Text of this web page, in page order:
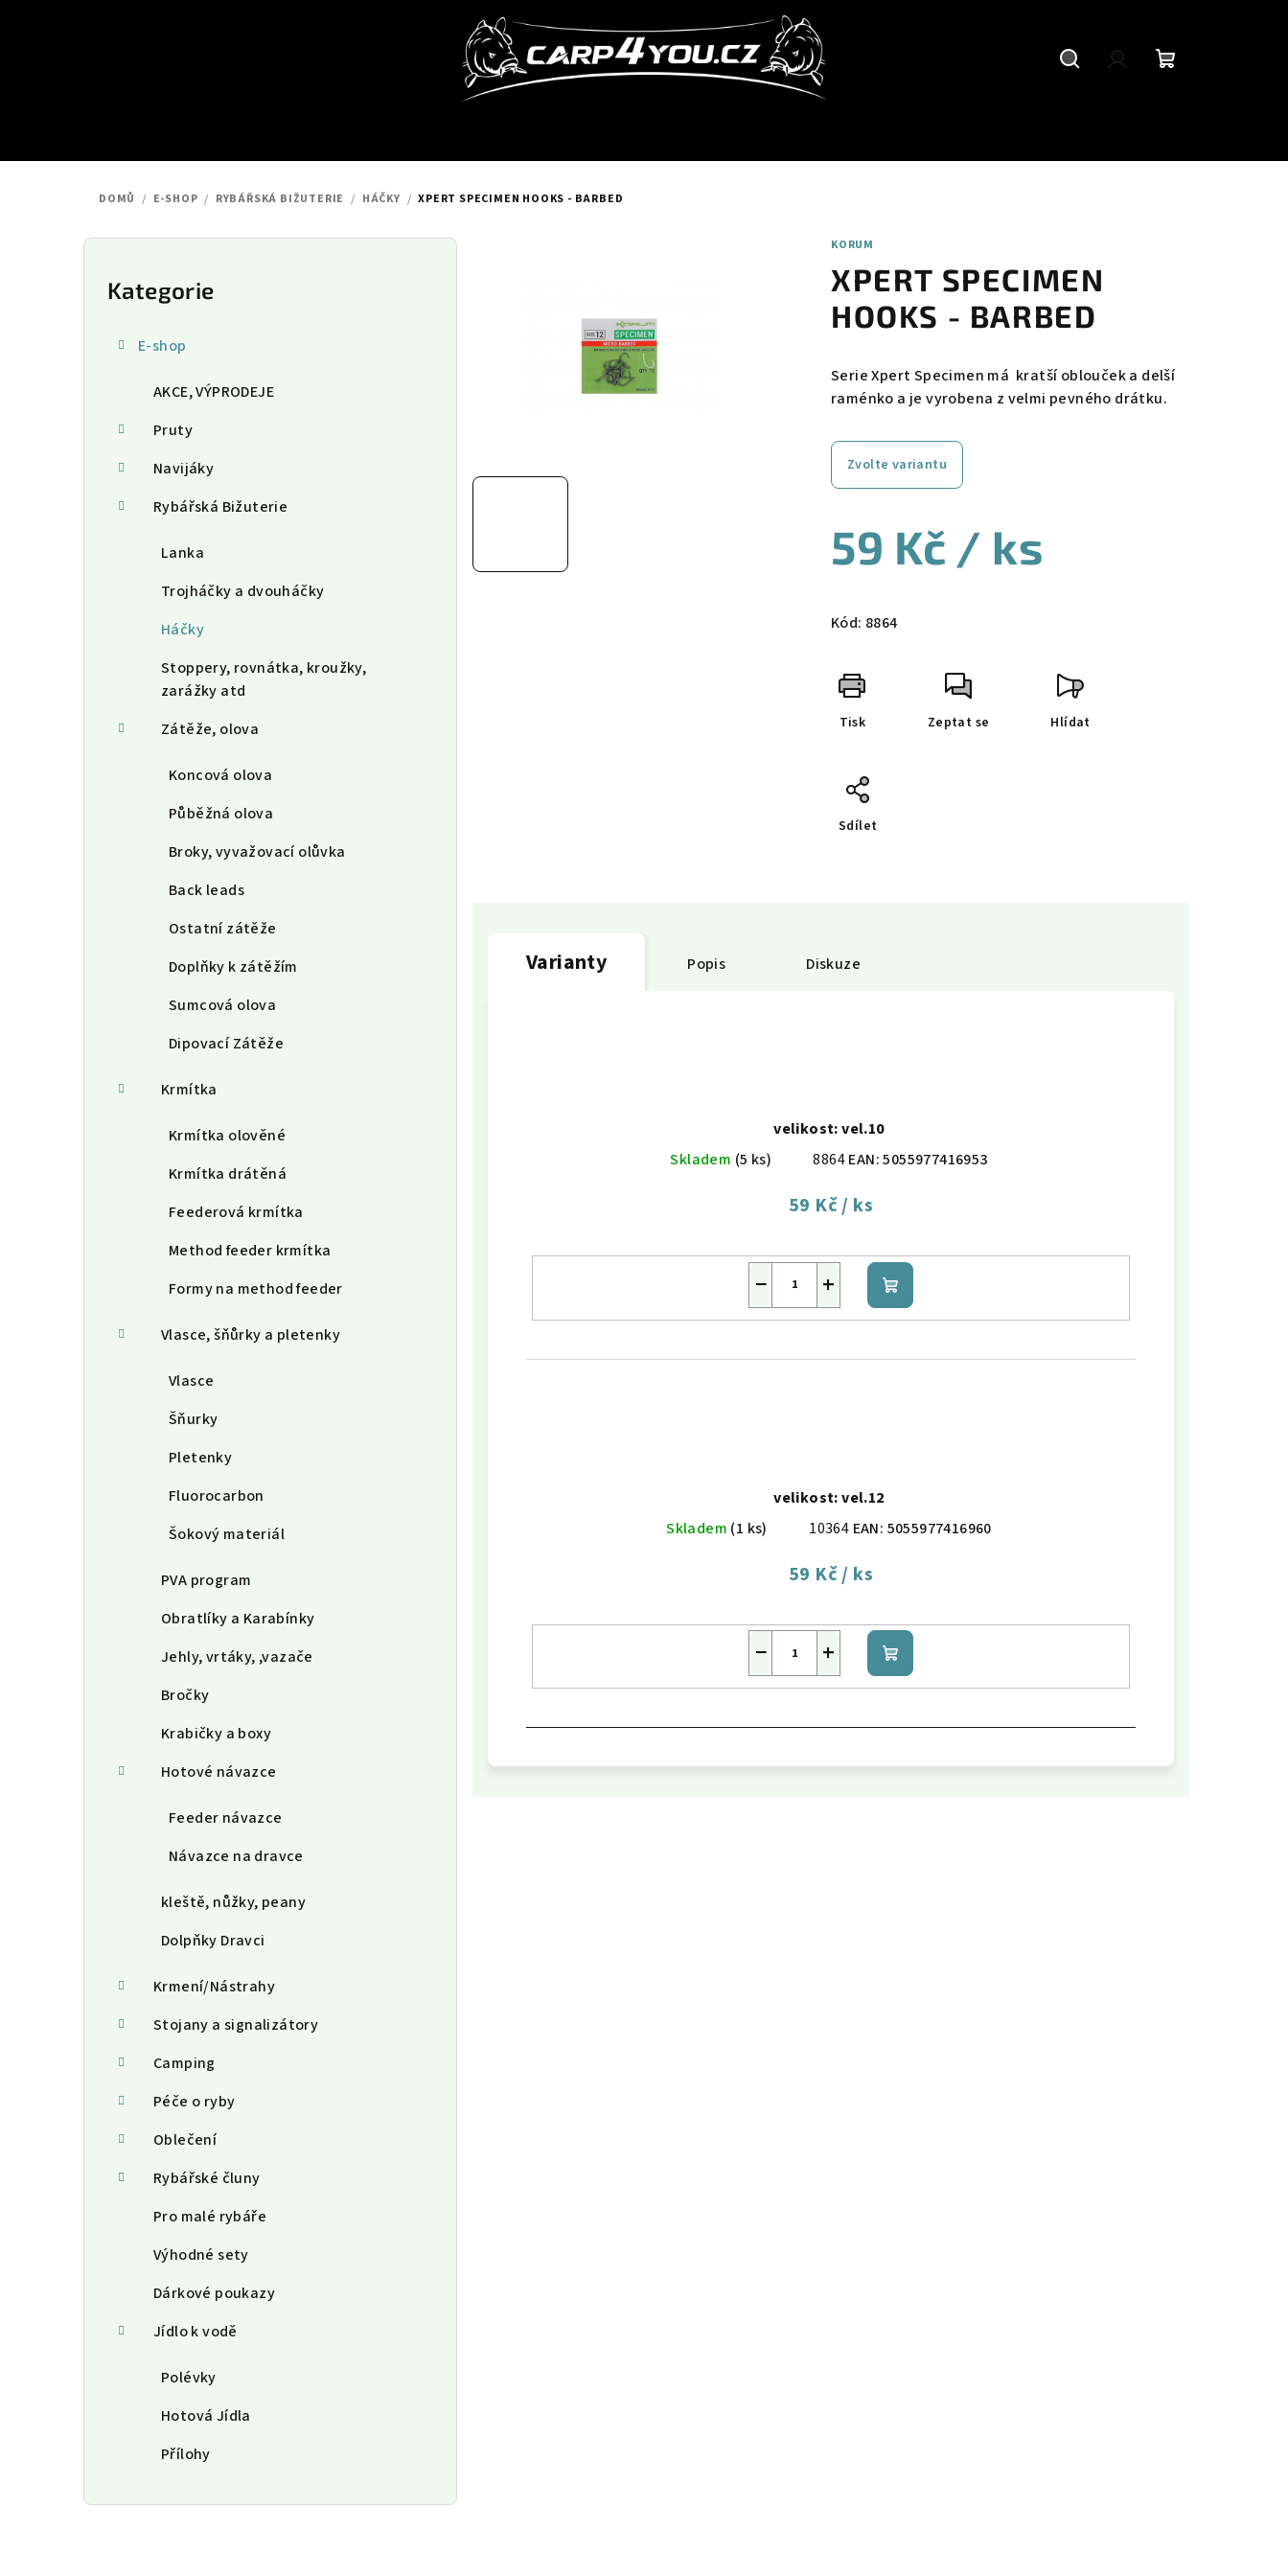
DOMŮ / E-SHOP / RYBÁŘSKÁ BIŽUTERIE / HÁČKY / XPERT SPECIMEN HOOKS - BARBED
P
Přeskočit
kategorie
Kategorie
E-shop
AKCE, VÝPRODEJE
Pruty
Navijáky
Rybářská Bižuterie
Lanka
Trojháčky a dvouháčky
Háčky
Stoppery, rovnátka, kroužky,
zarážky atd
Zátěže, olova
Koncová olova
Půběžná olova
Broky, vyvažovací olůvka
Back leads
Ostatní zátěže
Doplňky k zátěžím
Sumcová olova
Dipovací Zátěže
Krmítka
Krmítka olověné
Krmítka drátěná
Feederová krmítka
Method feeder krmítka
Formy na method feeder
Vlasce, šňůrky a pletenky
Vlasce
Šňurky
Pletenky
Fluorocarbon
Šokový materiál
PVA program
Obratlíky a Karabínky
Jehly, vrtáky, ,vazače
Bročky
Krabičky a boxy
Hotové návazce
Feeder návazce
Návazce na dravce
kleště, nůžky, peany
Dolpňky Dravci
Krmení/Nástrahy
Stojany a signalizátory
Camping
Péče o ryby
Oblečení
Rybářské čluny
Pro malé rybáře
Výhodné sety
Dárkové poukazy
Jídlo k vodě
Polévky
Hotová Jídla
Přílohy
KORUM
XPERT SPECIMEN
HOOKS - BARBED
Serie Xpert Specimen má kratší oblouček a delší
raménko a je vyrobena z velmi pevného drátku.
Zvolte variantu
59 Kč / ks
cena:
Kód: 8864
Tisk Zeptat se Hlídat
Sdílet
Varianty Popis Diskuze
velikost: vel.10
Skladem (5 ks) 8864EAN: 5055977416953
59 Kč/ ks
+
− Do
košíku
velikost: vel.12
Skladem (1 ks) 10364 EAN: 5055977416960
59 Kč/ ks
+
− Do
košíku